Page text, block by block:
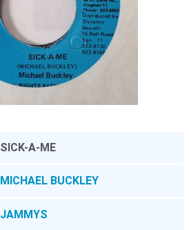
SICK-A-ME
MICHAEL BUCKLEY
JAMMYS